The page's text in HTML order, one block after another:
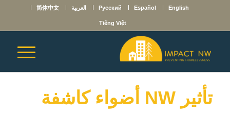
English
Español
Русский العربية 简体中文
Tiếng Việt
تأثير NW أضواء كاشفة